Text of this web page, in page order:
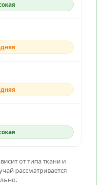
от типа ткани и
рассматривается